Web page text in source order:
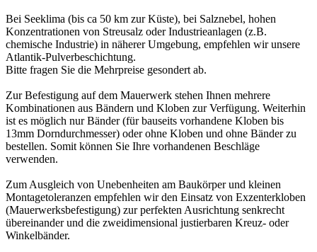
Bei Seeklima (bis ca 50 km zur Küste), bei Salznebel, hohen
Konzentrationen von Streusalz oder Industrieanlagen (z.B.
chemische Industrie) in näherer Umgebung, empfehlen wir unsere
Atlantik-Pulverbeschichtung.
Bitte fragen Sie die Mehrpreise gesondert ab.
Zur Befestigung auf dem Mauerwerk stehen Ihnen mehrere
Kombinationen aus Bändern und Kloben zur Verfügung. Weiterhin
ist es möglich nur Bänder (für bauseits vorhandene Kloben bis
13mm Dorndurchmesser) oder ohne Kloben und ohne Bänder zu
bestellen. Somit können Sie Ihre vorhandenen Beschläge
verwenden.
Zum Ausgleich von Unebenheiten am Baukörper und kleinen
Montagetoleranzen empfehlen wir den Einsatz von Exzenterkloben
(Mauerwerksbefestigung) zur perfekten Ausrichtung senkrecht
übereinander und die zweidimensional justierbaren Kreuz- oder
Winkelbänder.